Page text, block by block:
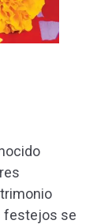
festejos se